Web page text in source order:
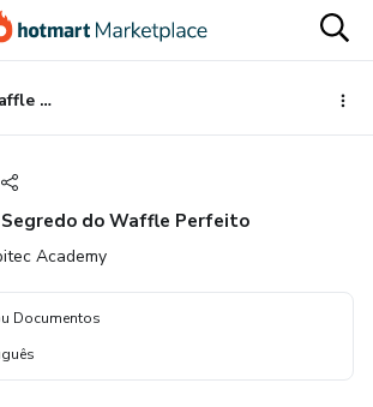
O Segredo do Waffle Perfeito
Segredo do Waffle Perfeito
Academy
Documentos